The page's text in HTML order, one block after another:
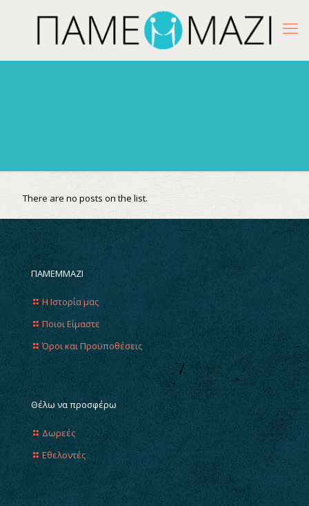
There are no posts on the list.
ΠΑΜΕΜΜΑΖΙ
Η Ιστορία μας
Ποιοι Είμαστε
Όροι και Προϋποθέσεις
Θέλω να προσφέρω
Δωρεές
Εθελοντές